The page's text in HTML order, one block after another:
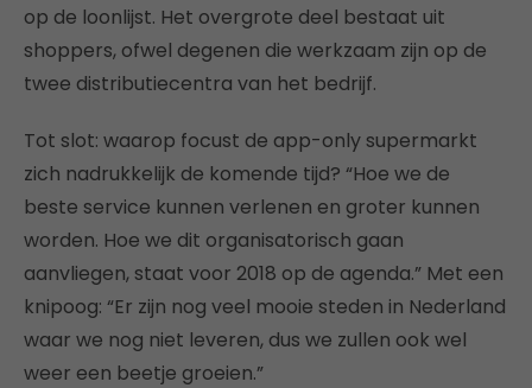
op de loonlijst. Het overgrote deel bestaat uit
shoppers, ofwel degenen die werkzaam zijn op de
twee distributiecentra van het bedrijf.
Tot slot: waarop focust de app-only supermarkt
zich nadrukkelijk de komende tijd? “Hoe we de
beste service kunnen verlenen en groter kunnen
worden. Hoe we dit organisatorisch gaan
aanvliegen, staat voor 2018 op de agenda.” Met een
knipoog: “Er zijn nog veel mooie steden in Nederland
waar we nog niet leveren, dus we zullen ook wel
weer een beetje groeien.”